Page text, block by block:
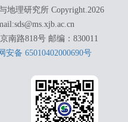
地理研究所 Copyright. 2026
南路818号 邮编：830011
安备 65010402000690号